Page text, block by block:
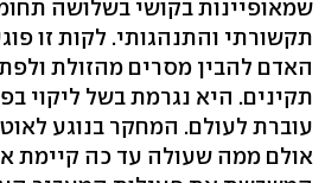
שמאופיינות בקושי בשלושה
תקשורתי והתנהגותי. לקות זו
האדם להבין מסרים מהזולת
תקינים. היא נגרמת בשל ליקוי
עוברת לעולם. המחקר בנוגע
אולם ממה שעולה עד כה קיימת